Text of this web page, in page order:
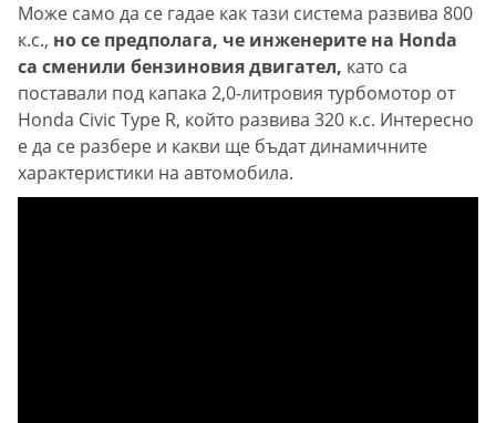
Може само да се гадае как тази система развива 800
к.с., но се предполага, че инженерите на Honda
са сменили бензиновия двигател, като са
поставали под капака 2,0-литровия турбомотор от
Honda Civic Type R, който развива 320 к.с. Интересно
е да се разбере и какви ще бъдат динамичните
характеристики на автомобила.